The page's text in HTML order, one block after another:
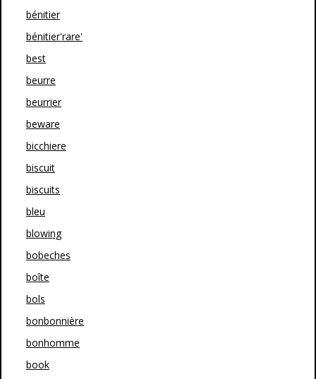
bénitier
bénitier'rare'
best
beurre
beurrier
beware
bicchiere
biscuit
biscuits
bleu
blowing
bobeches
boîte
bols
bonbonnière
bonhomme
book